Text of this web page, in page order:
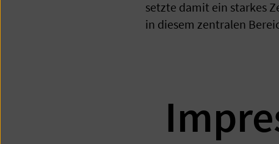
setzte damit ein starkes
in diesem zentralen